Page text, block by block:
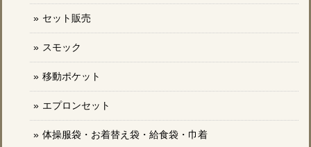
セット販売
スモック
移動ポケット
エプロンセット
体操服袋・お着替え袋・給食袋・巾着